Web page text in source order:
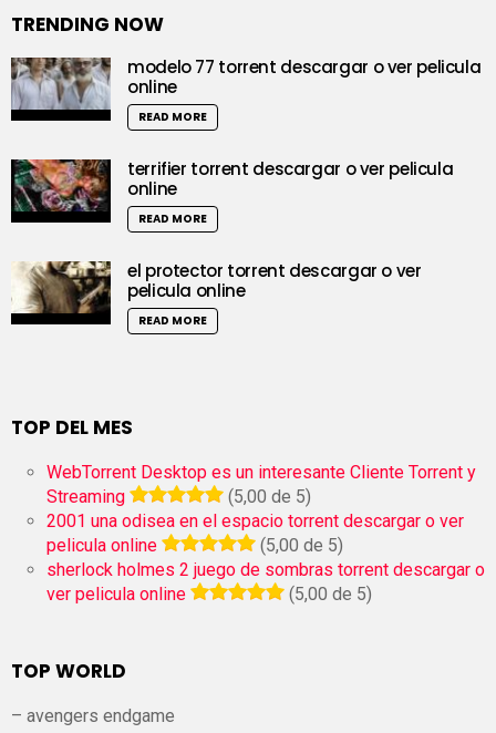
TRENDING NOW
modelo 77 torrent descargar o ver pelicula
online
READ MORE
terrifier torrent descargar o ver pelicula
online
READ MORE
el protector torrent descargar o ver
pelicula online
READ MORE
TOP DEL MES
WebTorrent Desktop es un interesante Cliente Torrent y
Streaming
(5,00 de 5)
2001 una odisea en el espacio torrent descargar o ver
pelicula online
(5,00 de 5)
sherlock holmes 2 juego de sombras torrent descargar o
ver pelicula online
(5,00 de 5)
TOP WORLD
– avengers endgame